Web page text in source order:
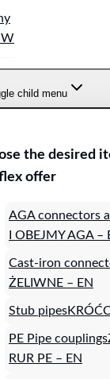
child menu
the desired
offer
AGA connectors
I OBEJMY AGA –
Cast-iron
ŻELIWNE – EN
Stub pipes
PE Pipe couplings
RUR PE – EN